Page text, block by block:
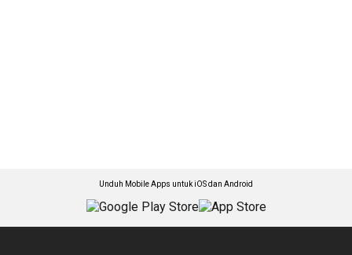
Unduh Mobile Apps untuk iOS dan Android